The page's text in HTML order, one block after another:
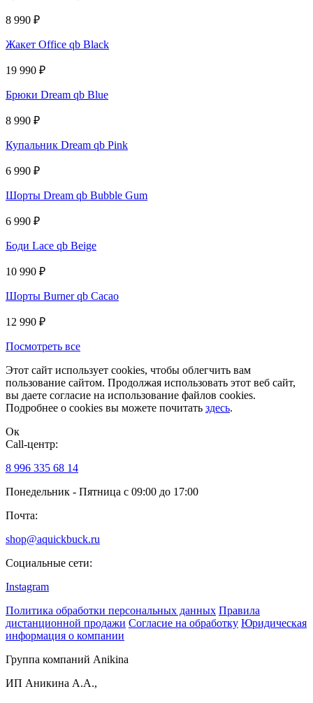
8 990 ₽
Жакет Office qb Black
19 990 ₽
Брюки Dream qb Blue
8 990 ₽
Купальник Dream qb Pink
6 990 ₽
Шорты Dream qb Bubble Gum
6 990 ₽
Боди Lace qb Beige
10 990 ₽
Шорты Burner qb Cacao
12 990 ₽
Посмотреть все
Этот сайт использует cookies, чтобы облегчить вам
пользование сайтом. Продолжая использовать этот веб сайт,
вы даете согласие на использование файлов cookies.
Подробнее о cookies вы можете почитать здесь.
Ок
Сall-центр:
8 996 335 68 14
Понедельник - Пятница с 09:00 до 17:00
Почта:
shop@aquickbuck.ru
Социальные сети:
Instagram
Политика обработки персональных данных Правила
дистанционной продажи Согласие на обработку Юридическая
информация о компании
Группа компаний Anikina
ИП Аникина А.А.,